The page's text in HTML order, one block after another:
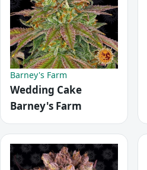
Barney's Farm
Wedding Cake
Barney's Farm